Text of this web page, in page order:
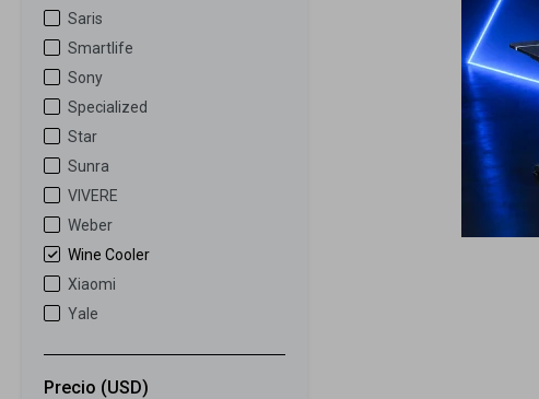
Saris
Smartlife
Sony
Specialized
Star
Sunra
VIVERE
Weber
Wine Cooler
Xiaomi
Yale
Precio (USD)